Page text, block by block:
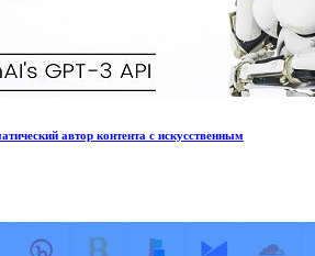
автор контента с искусственным